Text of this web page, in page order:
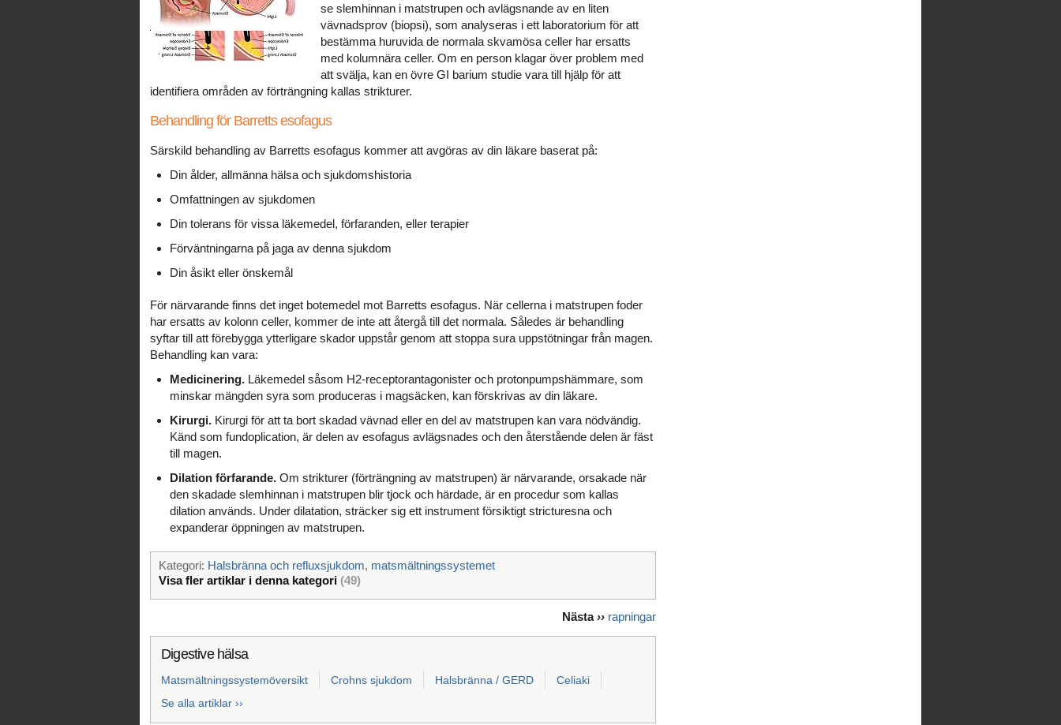
se slemhinnan i matstrupen och avlägsnande av en liten
vävnadsprov (biopsi), som analyseras i ett laboratorium för att
bestämma huruvida de normala skvamösa celler har ersatts
med kolumnära celler. Om en person klagar över problem med
att svälja, kan en övre GI barium studie vara till hjälp för att
identifiera områden av förträngning kallas strikturer.
Behandling för Barretts esofagus
Särskild behandling av Barretts esofagus kommer att avgöras av din läkare baserat på:
Din ålder, allmänna hälsa och sjukdomshistoria
Omfattningen av sjukdomen
Din tolerans för vissa läkemedel, förfaranden, eller terapier
Förväntningarna på jaga av denna sjukdom
Din åsikt eller önskemål
För närvarande finns det inget botemedel mot Barretts esofagus. När cellerna i matstrupen foder
har ersatts av kolonn celler, kommer de inte att återgå till det normala. Således är behandling
syftar till att förebygga ytterligare skador uppstår genom att stoppa sura uppstötningar från magen.
Behandling kan vara:
Medicinering. Läkemedel såsom H2-receptorantagonister och protonpumpshämmare, som
minskar mängden syra som produceras i magsäcken, kan förskrivas av din läkare.
Kirurgi. Kirurgi för att ta bort skadad vävnad eller en del av matstrupen kan vara nödvändig.
Känd som fundoplication, är delen av esofagus avlägsnades och den återstående delen är fäst
till magen.
Dilation förfarande. Om strikturer (förträngning av matstrupen) är närvarande, orsakade när
den skadade slemhinnan i matstrupen blir tjock och härdade, är en procedur som kallas
dilation används. Under dilatation, sträcker sig ett instrument försiktigt stricturesna och
expanderar öppningen av matstrupen.
Kategori: Halsbränna och refluxsjukdom, matsmältningssystemet
Visa fler artiklar i denna kategori (49)
Nästa›› rapningar
Digestive hälsa
Matsmältningssystemöversikt Crohns sjukdom Halsbränna / GERD
Celiaki
Se alla artiklar ››